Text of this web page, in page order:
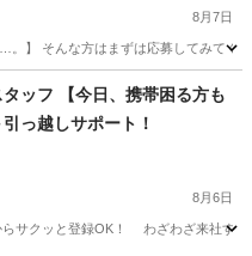
8月7日
。】 そんな方はまずは応募してみて
給料ッフ 【今日、携帯困る方も
っ越しサポート！
8月6日
と登録OK！ わざわざ来社する